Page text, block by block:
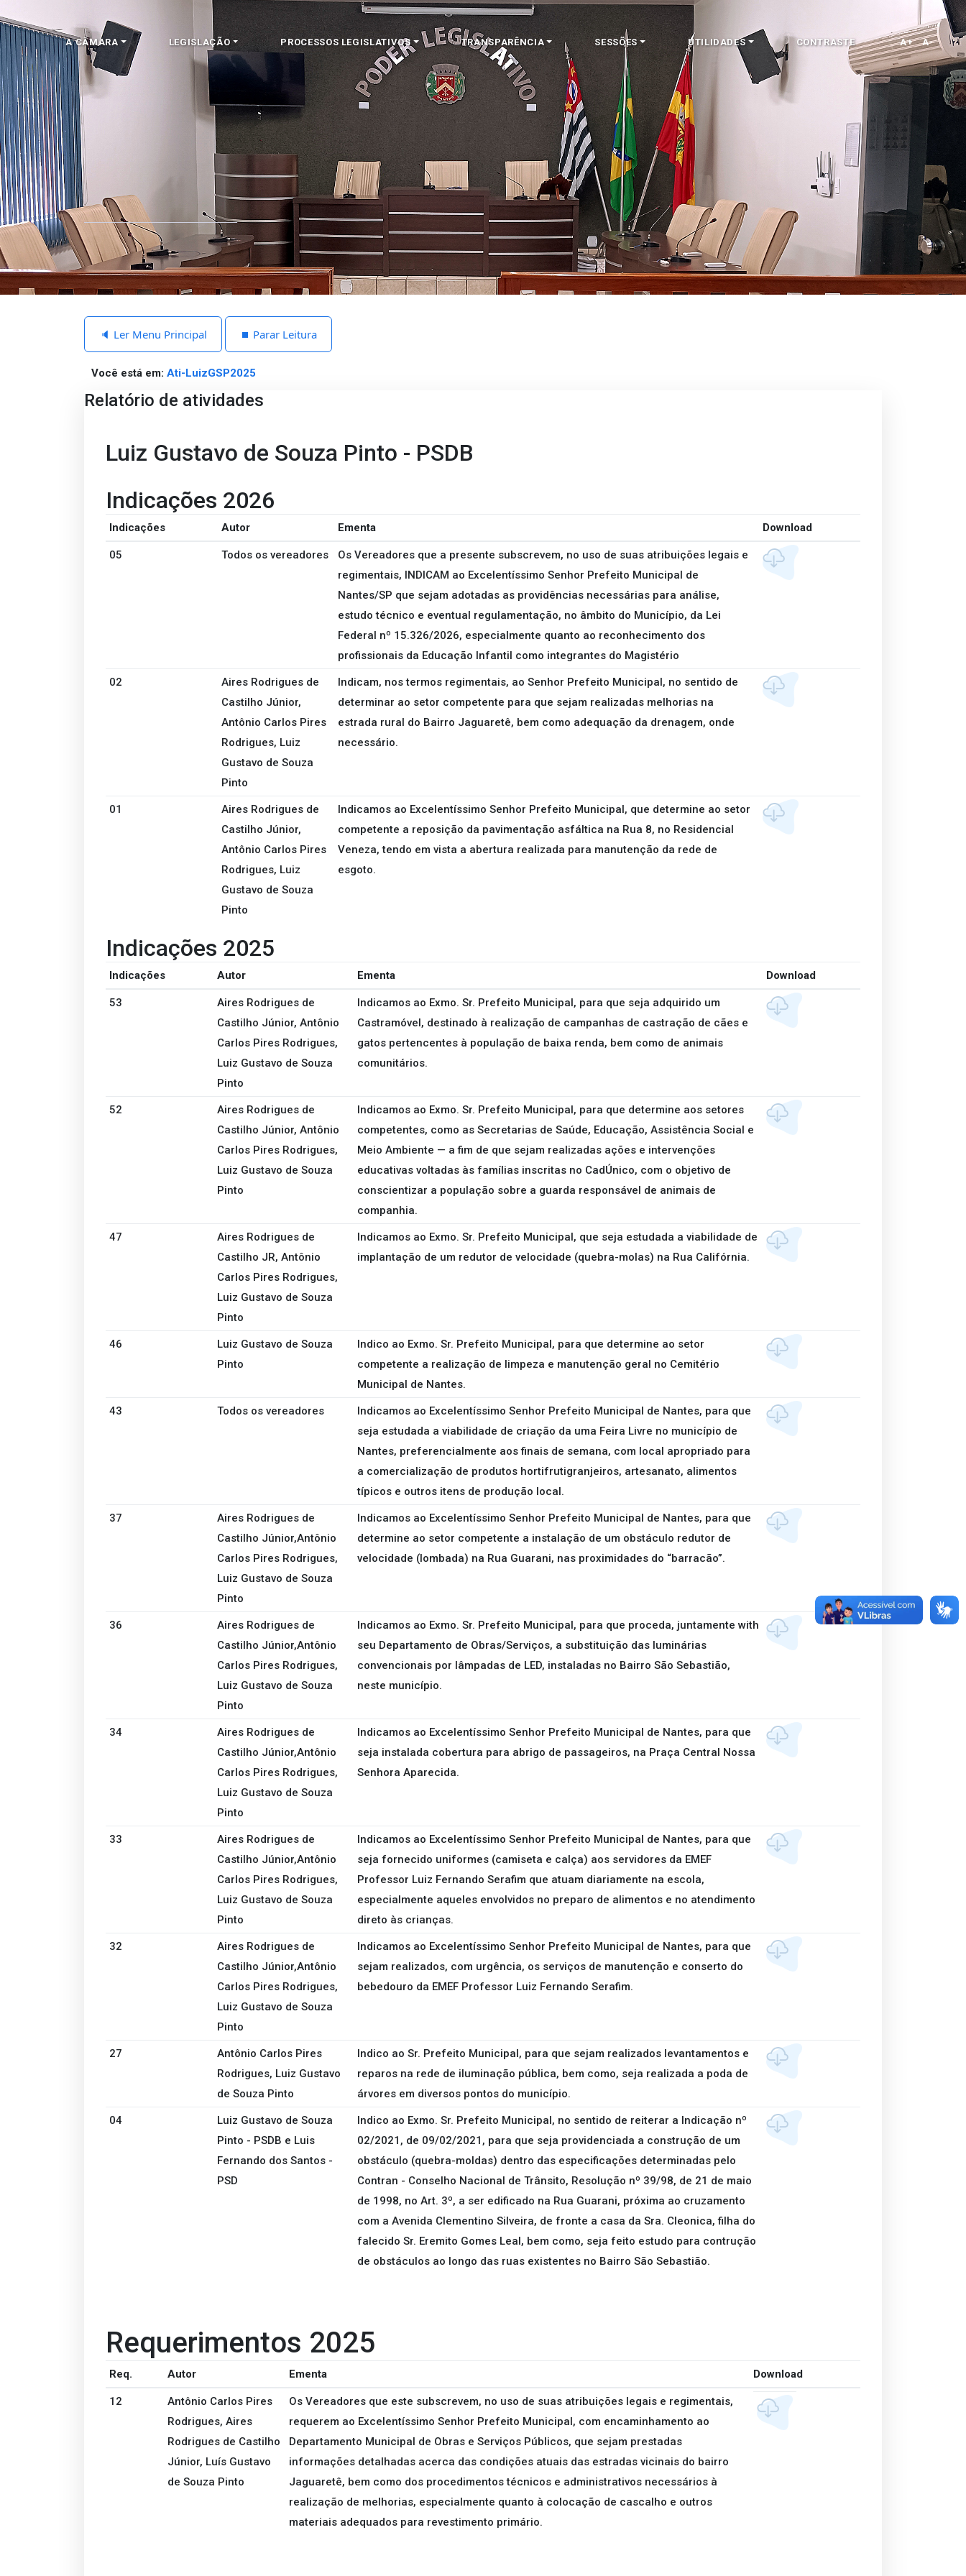
A CÂMARA LEGISLAÇÃO PROCESSOS LEGISLATIVOS TRANSPARÊNCIA SESSÕES UTILIDADES CONTRASTE A+ A-
🔈 Ler Menu Principal ⏹️ Parar Leitura
Você está em: Ati-LuizGSP2025
Relatório de atividades
Luiz Gustavo de Souza Pinto - PSDB
Indicações 2026
Indicações Autor Ementa Download
05 Todos os vereadores
Os Vereadores que a presente subscrevem, no uso de suas atribuições legais e
regimentais, INDICAM ao Excelentíssimo Senhor Prefeito Municipal de
Nantes/SP que sejam adotadas as providências necessárias para análise,
estudo técnico e eventual regulamentação, no âmbito do Município, da Lei
Federal nº 15.326/2026, especialmente quanto ao reconhecimento dos
profissionais da Educação Infantil como integrantes do Magistério
02
Aires Rodrigues de
Castilho Júnior,
Antônio Carlos Pires
Rodrigues, Luiz
Gustavo de Souza
Pinto
Indicam, nos termos regimentais, ao Senhor Prefeito Municipal, no sentido de
determinar ao setor competente para que sejam realizadas melhorias na
estrada rural do Bairro Jaguaretê, bem como adequação da drenagem, onde
necessário.
01
Aires Rodrigues de
Castilho Júnior,
Antônio Carlos Pires
Rodrigues, Luiz
Gustavo de Souza
Pinto
Indicamos ao Excelentíssimo Senhor Prefeito Municipal, que determine ao setor
competente a reposição da pavimentação asfáltica na Rua 8, no Residencial
Veneza, tendo em vista a abertura realizada para manutenção da rede de
esgoto.
Indicações 2025
Indicações Autor Ementa Download
53
Aires Rodrigues de
Castilho Júnior, Antônio
Carlos Pires Rodrigues,
Luiz Gustavo de Souza
Pinto
Indicamos ao Exmo. Sr. Prefeito Municipal, para que seja adquirido um
Castramóvel, destinado à realização de campanhas de castração de cães e
gatos pertencentes à população de baixa renda, bem como de animais
comunitários.
52
Aires Rodrigues de
Castilho Júnior, Antônio
Carlos Pires Rodrigues,
Luiz Gustavo de Souza
Pinto
Indicamos ao Exmo. Sr. Prefeito Municipal, para que determine aos setores
competentes, como as Secretarias de Saúde, Educação, Assistência Social e
Meio Ambiente — a fim de que sejam realizadas ações e intervenções
educativas voltadas às famílias inscritas no CadÚnico, com o objetivo de
conscientizar a população sobre a guarda responsável de animais de
companhia.
47
Aires Rodrigues de
Castilho JR, Antônio
Carlos Pires Rodrigues,
Luiz Gustavo de Souza
Pinto
Indicamos ao Exmo. Sr. Prefeito Municipal, que seja estudada a viabilidade de
implantação de um redutor de velocidade (quebra-molas) na Rua Califórnia.
46
Luiz Gustavo de Souza
Pinto
Indico ao Exmo. Sr. Prefeito Municipal, para que determine ao setor
competente a realização de limpeza e manutenção geral no Cemitério
Municipal de Nantes.
43 Todos os vereadores
Indicamos ao Excelentíssimo Senhor Prefeito Municipal de Nantes, para que
seja estudada a viabilidade de criação da uma Feira Livre no município de
Nantes, preferencialmente aos finais de semana, com local apropriado para
a comercialização de produtos hortifrutigranjeiros, artesanato, alimentos
típicos e outros itens de produção local.
37
Aires Rodrigues de
Castilho Júnior,Antônio
Carlos Pires Rodrigues,
Luiz Gustavo de Souza
Pinto
Indicamos ao Excelentíssimo Senhor Prefeito Municipal de Nantes, para que
determine ao setor competente a instalação de um obstáculo redutor de
velocidade (lombada) na Rua Guarani, nas proximidades do “barracão”.
36
Aires Rodrigues de
Castilho Júnior,Antônio
Carlos Pires Rodrigues,
Luiz Gustavo de Souza
Pinto
Indicamos ao Exmo. Sr. Prefeito Municipal, para que proceda, juntamente with
seu Departamento de Obras/Serviços, a substituição das luminárias
convencionais por lâmpadas de LED, instaladas no Bairro São Sebastião,
neste município.
34
Aires Rodrigues de
Castilho Júnior,Antônio
Carlos Pires Rodrigues,
Luiz Gustavo de Souza
Pinto
Indicamos ao Excelentíssimo Senhor Prefeito Municipal de Nantes, para que
seja instalada cobertura para abrigo de passageiros, na Praça Central Nossa
Senhora Aparecida.
33
Aires Rodrigues de
Castilho Júnior,Antônio
Carlos Pires Rodrigues,
Luiz Gustavo de Souza
Pinto
Indicamos ao Excelentíssimo Senhor Prefeito Municipal de Nantes, para que
seja fornecido uniformes (camiseta e calça) aos servidores da EMEF
Professor Luiz Fernando Serafim que atuam diariamente na escola,
especialmente aqueles envolvidos no preparo de alimentos e no atendimento
direto às crianças.
32
Aires Rodrigues de
Castilho Júnior,Antônio
Carlos Pires Rodrigues,
Luiz Gustavo de Souza
Pinto
Indicamos ao Excelentíssimo Senhor Prefeito Municipal de Nantes, para que
sejam realizados, com urgência, os serviços de manutenção e conserto do
bebedouro da EMEF Professor Luiz Fernando Serafim.
27
Antônio Carlos Pires
Rodrigues, Luiz Gustavo
de Souza Pinto
Indico ao Sr. Prefeito Municipal, para que sejam realizados levantamentos e
reparos na rede de iluminação pública, bem como, seja realizada a poda de
árvores em diversos pontos do município.
04
Luiz Gustavo de Souza
Pinto - PSDB e Luis
Fernando dos Santos -
PSD
Indico ao Exmo. Sr. Prefeito Municipal, no sentido de reiterar a Indicação nº
02/2021, de 09/02/2021, para que seja providenciada a construção de um
obstáculo (quebra-moldas) dentro das especificações determinadas pelo
Contran - Conselho Nacional de Trânsito, Resolução nº 39/98, de 21 de maio
de 1998, no Art. 3º, a ser edificado na Rua Guarani, próxima ao cruzamento
com a Avenida Clementino Silveira, de fronte a casa da Sra. Cleonica, filha do
falecido Sr. Eremito Gomes Leal, bem como, seja feito estudo para contrução
de obstáculos ao longo das ruas existentes no Bairro São Sebastião.
Requerimentos 2025
Req. Autor Ementa Download
12
Antônio Carlos Pires
Rodrigues, Aires
Rodrigues de Castilho
Júnior, Luís Gustavo
de Souza Pinto
Os Vereadores que este subscrevem, no uso de suas atribuições legais e regimentais,
requerem ao Excelentíssimo Senhor Prefeito Municipal, com encaminhamento ao
Departamento Municipal de Obras e Serviços Públicos, que sejam prestadas
informações detalhadas acerca das condições atuais das estradas vicinais do bairro
Jaguaretê, bem como dos procedimentos técnicos e administrativos necessários à
realização de melhorias, especialmente quanto à colocação de cascalho e outros
materiais adequados para revestimento primário.